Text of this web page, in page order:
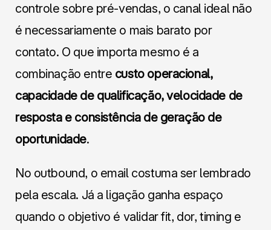
controle sobre pré-vendas, o canal ideal não
é necessariamente o mais barato por
contato. O que importa mesmo é a
combinação entre custo operacional,
capacidade de qualificação, velocidade de
resposta e consistência de geração de
oportunidade.
No outbound, o email costuma ser lembrado
pela escala. Já a ligação ganha espaço
quando o objetivo é validar fit, dor, timing e